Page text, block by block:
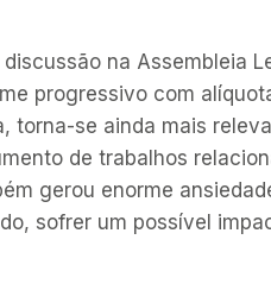
na Assembleia
progressivo com
torna-se ainda mais
de trabalhos
gerou enorme
sofrer um possível